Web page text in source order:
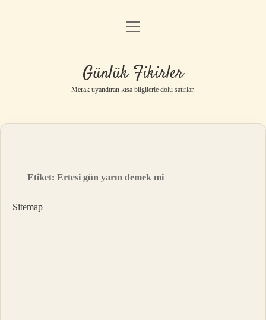
Anasayfa
Yasal Uyarı
menüyü
Günlük Fikirler
Merak uyandıran kısa bilgilerle dolu satırlar.
Etiket:Ertesi gün yarın demek mi
Sitemap